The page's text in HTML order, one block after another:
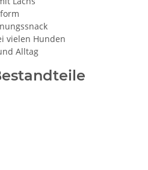
vielen Hunden
Alltag